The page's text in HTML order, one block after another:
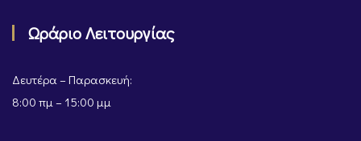
Ωράριο Λειτουργίας
Δευτέρα – Παρασκευή:
8:00 πμ – 15:00 μμ